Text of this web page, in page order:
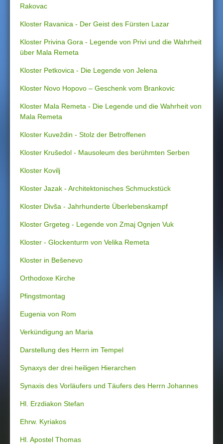
Rakovac
Kloster Ravanica - Der Geist des Fürsten Lazar
Kloster Privina Gora - Legende von Privi und die Wahrheit
über Mala Remeta
Kloster Petkovica - Die Legende von Jelena
Kloster Novo Hopovo – Geschenk vom Brankovic
Kloster Mala Remeta - Die Legende und die Wahrheit von
Mala Remeta
Kloster Kuveždin - Stolz der Betroffenen
Kloster Krušedol - Mausoleum des berühmten Serben
Kloster Kovilj
Kloster Jazak - Architektonisches Schmuckstück
Kloster Divša - Jahrhunderte Überlebenskampf
Kloster Grgeteg - Legende von Zmaj Ognjen Vuk
Kloster - Glockenturm von Velika Remeta
Kloster in Bešenevo
Orthodoxe Kirche
Pfingstmontag
Eugenia von Rom
Verkündigung an Maria
Darstellung des Herrn im Tempel
Synaxys der drei heiligen Hierarchen
Synaxis des Vorläufers und Täufers des Herrn Johannes
Hl. Erzdiakon Stefan
Ehrw. Kyriakos
Hl. Apostel Thomas